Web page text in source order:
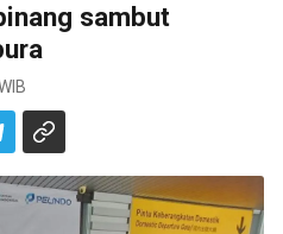
sambut